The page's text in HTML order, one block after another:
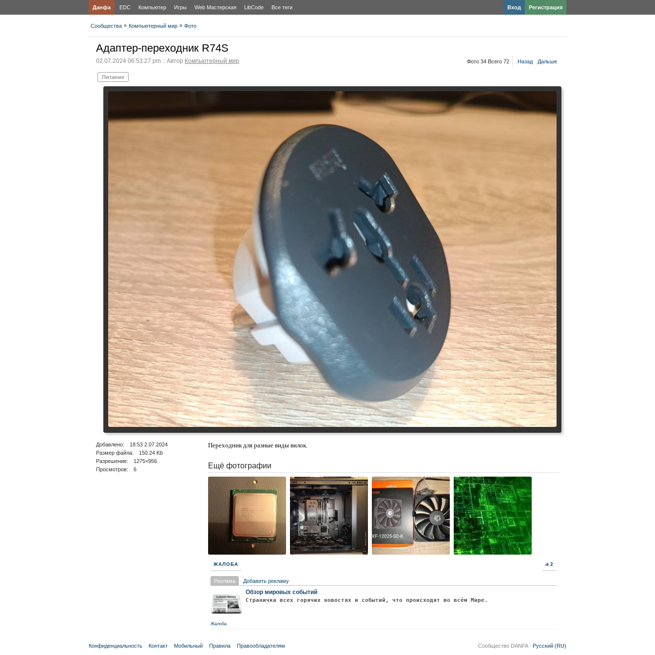
Данфа EDC Компьютер Игры Web Мастерская LibCode Все теги Регистрация
Вход
Сообщества » Компьютерный мир » Фото
Адаптер-переходник R74S
02.07.2024 06:53:27 pm :: Автор Компьютерный мир
Питание
Фото 34 Всего 72 Назад Дальше
Добавлено: 18:53 2.07.2024
Размер файла: 150.24 Kb
Разрешение: 1275×956
Просмотров: 6
Переходник для разные виды вилок.
Ещё фотографии
ЖАЛОБА 2
Реклама Добавить рекламу
Обзор мировых событий
Страничка всех горячих новостях и событий, что происходят во всём Мире.
Жалоба
Конфиденциальность Контакт Мобильный Правила Правообладателям Сообщество DANFA · Русский (RU)